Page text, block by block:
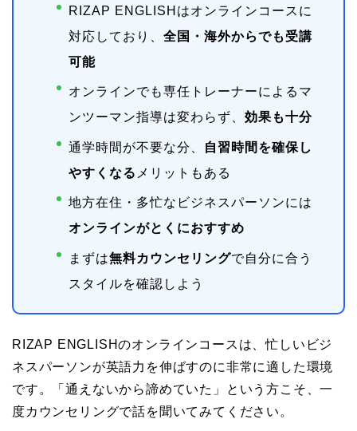
RIZAP ENGLISHはオンラインコースに
対応しており、 全国・海外からでも受講
可能
オンラインでも専任トレーナーによるマ
ンツーマン指導は変わらず、 効果も十分
通学時間が不要な分、
自習時間を確保し
やすくなる メリットもある
地方在住・多忙なビジネスパーソンには
オンラインがとくにおすすめ
まずは無料カウンセリングで自分に合う
スタイルを確認しよう
RIZAP ENGLISHのオンラインコースは、忙しいビジ
ネスパーソンが英語力を伸ばすのに非常に適した環境
です。「通えないから諦めていた」という方こそ、一
度カウンセリングで話を聞いてみてください。